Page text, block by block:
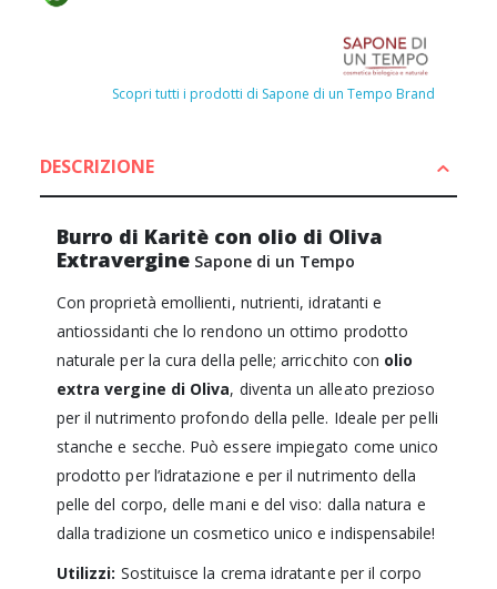
Scopri tutti i prodotti di Sapone di un Tempo Brand
DESCRIZIONE
Burro di Karitè con olio di Oliva
ExtravergineSapone di un Tempo
Con proprietà emollienti, nutrienti, idratanti e
antiossidanti che lo rendono un ottimo prodotto
naturale per la cura della pelle; arricchito con olio
extra vergine di Oliva, diventa un alleato prezioso
per il nutrimento profondo della pelle. Ideale per pelli
stanche e secche. Può essere impiegato come unico
prodotto per l’idratazione e per il nutrimento della
pelle del corpo, delle mani e del viso: dalla natura e
dalla tradizione un cosmetico unico e indispensabile!
Utilizzi: Sostituisce la crema idratante per il corpo